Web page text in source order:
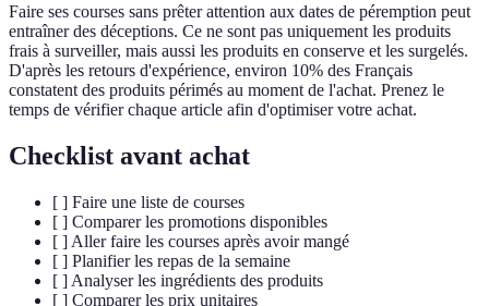
Faire ses courses sans prêter attention aux dates de péremption peut
entraîner des déceptions. Ce ne sont pas uniquement les produits
frais à surveiller, mais aussi les produits en conserve et les surgelés.
D'après les retours d'expérience, environ 10% des Français
constatent des produits périmés au moment de l'achat. Prenez le
temps de vérifier chaque article afin d'optimiser votre achat.
Checklist avant achat
[ ] Faire une liste de courses
[ ] Comparer les promotions disponibles
[ ] Aller faire les courses après avoir mangé
[ ] Planifier les repas de la semaine
[ ] Analyser les ingrédients des produits
[ ] Comparer les prix unitaires